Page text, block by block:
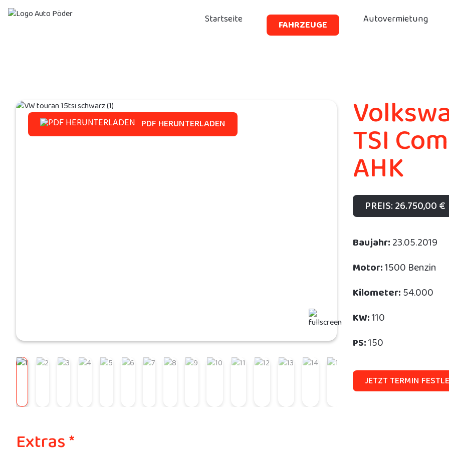
PDF HERUNTERLADEN TSI
AHK
PREIS: 26.750,00 €
Baujahr:23.05.2019
Motor:1500 Benzin
Kilometer:54.000
KW:110
PS:150
JETZT TERMIN
Extras *
Startseite FAHRZEUGE Autovermietung